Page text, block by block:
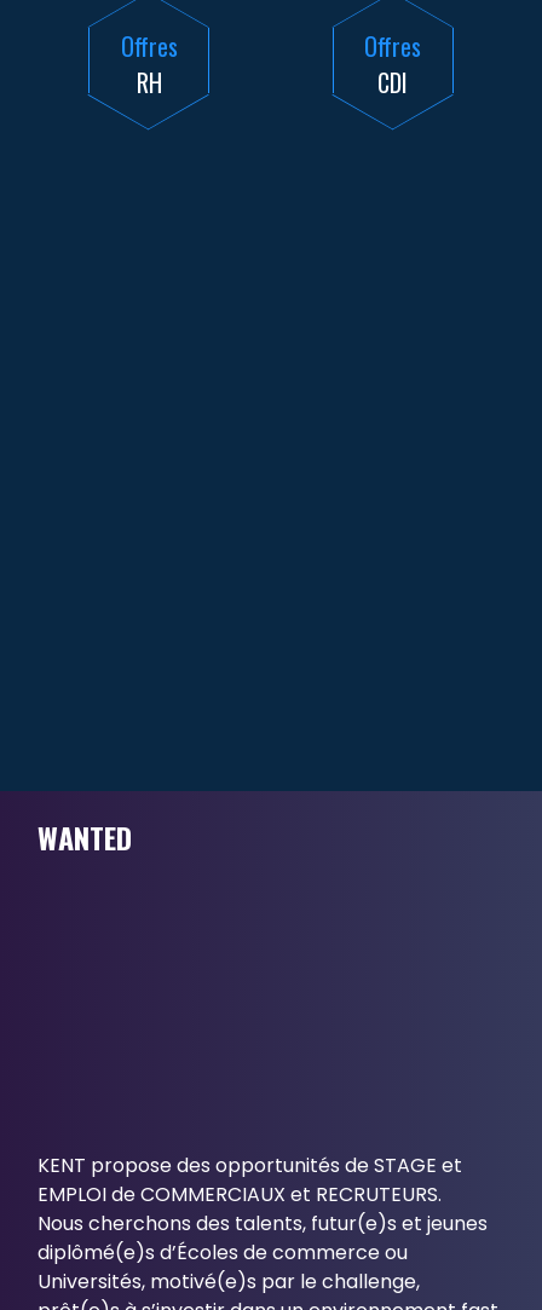
Offres
RH
Offres
CDI
WANTED
KENT propose des opportunités de STAGE et
EMPLOI de COMMERCIAUX et RECRUTEURS.
Nous cherchons des talents, futur(e)s et jeunes
diplômé(e)s d’Écoles de commerce ou
Universités, motivé(e)s par le challenge,